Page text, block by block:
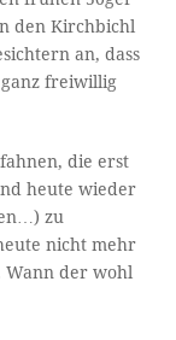
den Kirchbichl
an, dass
ganz freiwillig
die erst
heute wieder
zu
nicht mehr
Wann der wohl